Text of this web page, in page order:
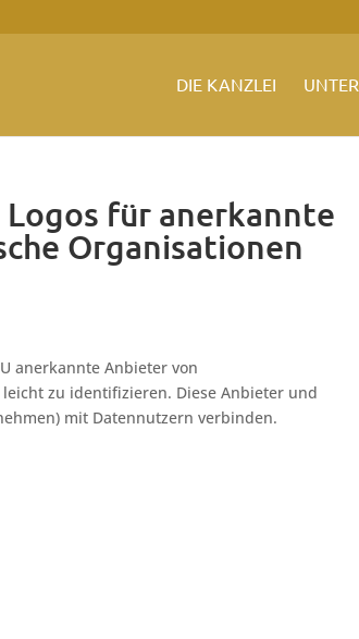
DIE KANZLEI
Logos für anerkannte
Organisationen
anerkannte Anbieter von
zu identifizieren. Diese Anbieter und
mit Datennutzern verbinden.